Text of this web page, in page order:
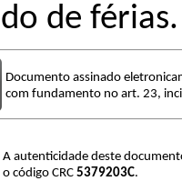
de férias.
Documento assinado
com fundamento no art. 23,
A autenticidade deste
o código CRC 5379203C.